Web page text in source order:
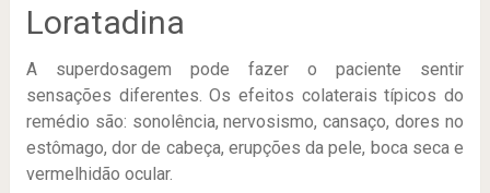
Loratadina
A superdosagem pode fazer o paciente sentir
sensações diferentes. Os efeitos colaterais típicos do
remédio são: sonolência, nervosismo, cansaço, dores no
estômago, dor de cabeça, erupções da pele, boca seca e
vermelhidão ocular.